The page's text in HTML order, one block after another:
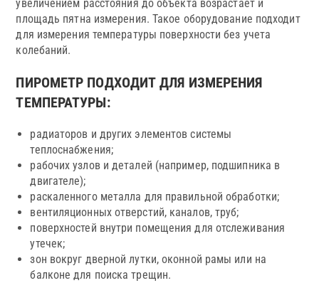
увеличением расстояния до объекта возрастает и
площадь пятна измерения. Такое оборудование подходит
для измерения температуры поверхности без учета
колебаний.
ПИРОМЕТР ПОДХОДИТ ДЛЯ ИЗМЕРЕНИЯ
ТЕМПЕРАТУРЫ:
радиаторов и других элементов системы
теплоснабжения;
рабочих узлов и деталей (например, подшипника в
двигателе);
раскаленного металла для правильной обработки;
вентиляционных отверстий, каналов, труб;
поверхностей внутри помещения для отслеживания
утечек;
зон вокруг дверной лутки, оконной рамы или на
балконе для поиска трещин.